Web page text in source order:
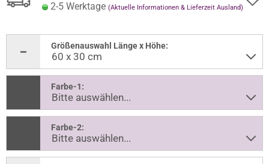
2-5 Werktage (Aktuelle Informationen & Lieferzeit Ausland)
Größenauswahl Länge x Höhe:
Farbe-1:
Farbe-2: